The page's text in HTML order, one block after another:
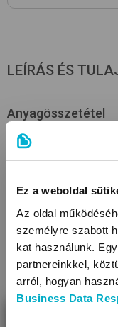
Ez a weboldal
Az oldal
személyre szabott
kat használunk.
partnereinkkel,
arról, hogyan
Business Data
LEÍRÁS ÉS
Anyagösszetétel
hátoldal: 100%
100% poliészter
Tulajdonságok
Méret (cm): 75x100
Tisztítás:
Anyagtípus:(külső
Anyagtípus:(töltet)
Fazon: bélelt,